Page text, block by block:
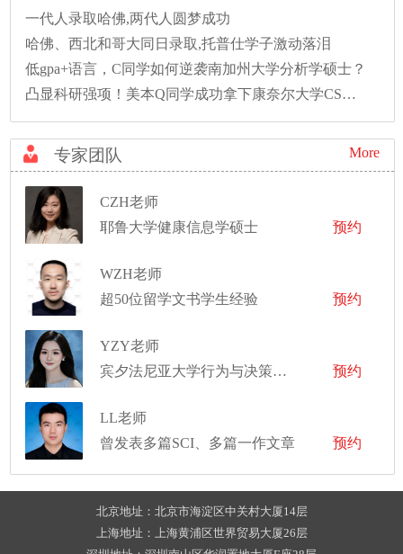
一代人录取哈佛,两代人圆梦成功
哈佛、西北和哥大同日录取,托普仕学子激动落泪
低gpa+语言，C同学如何逆袭南加州大学分析学硕士？
凸显科研强项！美本Q同学成功拿下康奈尔大学CS硕士录取！
专家团队 More
CZH老师
耶鲁大学健康信息学硕士
预约
WZH老师
超50位留学文书学生经验
预约
YZY老师
宾夕法尼亚大学行为与决策科学硕士
预约
LL老师
曾发表多篇SCI、多篇一作文章
预约
北京地址：北京市海淀区中关村大厦14层
上海地址：上海黄浦区世界贸易大厦26层